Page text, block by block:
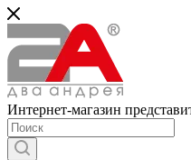
Интернет-магазин